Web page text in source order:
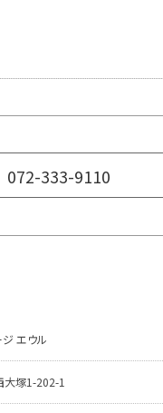
072-333-9110
エウル
大塚1-202-1